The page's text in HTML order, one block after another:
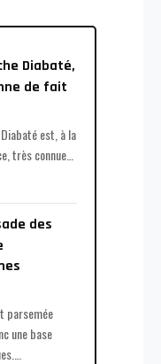
Diabaté,
de fait
est, à la
très connue…
des
parsemée
une base